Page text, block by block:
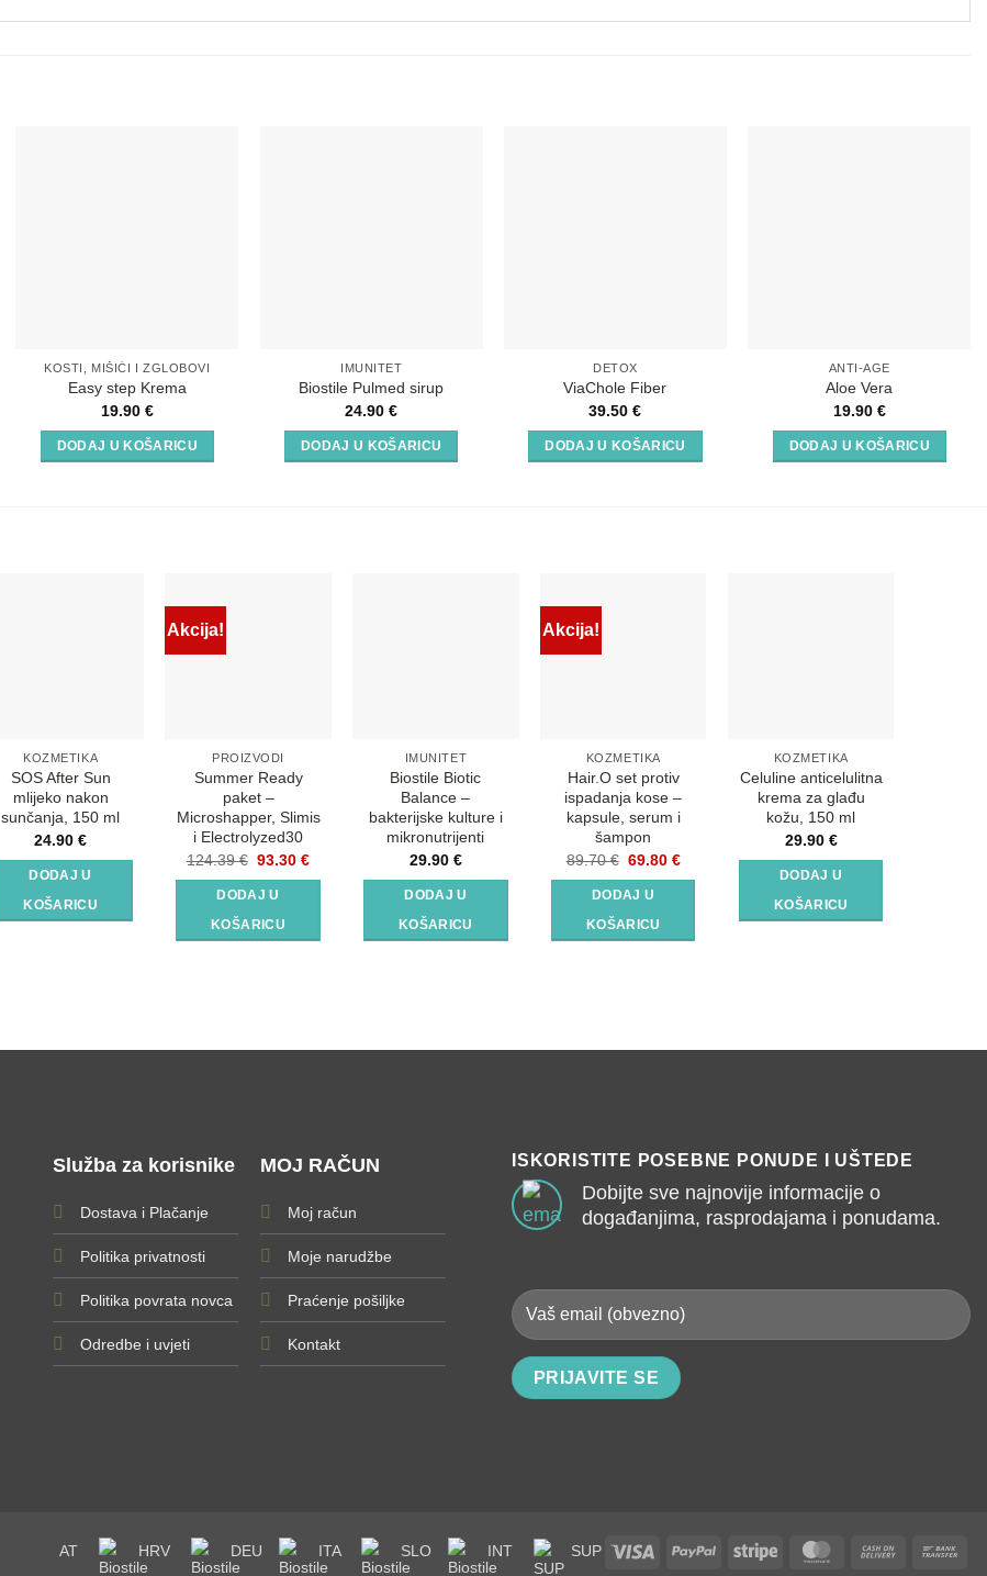
KOSTI, MIŠIĆI I ZGLOBOVI
Easy step Krema
19.90 €
DODAJ U KOŠARICU
IMUNITET
Biostile Pulmed sirup
24.90€
DODAJ U KOŠARICU
DETOX
ViaChole Fiber
39.50€
DODAJ U KOŠARICU
ANTI-AGE
Aloe Vera
19.90 €
DODAJ U KOŠARICU
KOZMETIKA
SOS After Sun
mlijeko nakon
sunčanja, 150 ml
24.90€
DODAJ U
KOŠARICU
Akcija!
PROIZVODI
Summer Ready
paket –
Microshapper, Slimis
i Electrolyzed30
124.39€ Izvorna
bila
je:
124.39 €.
93.30€Trenutna
DODAJ U
KOŠARICU
IMUNITET
Biostile Biotic
Balance –
bakterijske kulture i
mikronutrijenti
29.90 €
DODAJ U
KOŠARICU
Akcija!
KOZMETIKA
Hair.O set protiv
ispadanja kose –
kapsule, serum i
šampon
89.70€ Izvorna
bila
je:
89.70 €.
69.80 €Trenutna
DODAJ U
KOŠARICU
KOZMETIKA
Celuline anticelulitna
krema za glađu
kožu, 150 ml
29.90 €
DODAJ U
KOŠARICU
Služba za korisnike
Dostava i Plačanje
Politika privatnosti
Politika povrata novca
Odredbe i uvjeti
MOJ RAČUN
Moj račun
Moje narudžbe
Praćenje pošiljke
Kontakt
ISKORISTITE POSEBNE PONUDE I UŠTEDE
Dobijte sve najnovije informacije o
događanjima, rasprodajama i ponudama.
AT HRV DEU ITA SLO INT SUP Visa PayPal Stripe MasterCardCash